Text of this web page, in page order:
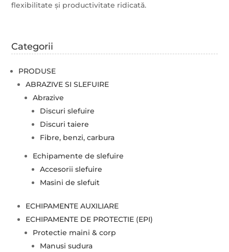
flexibilitate și productivitate ridicată.
Categorii
PRODUSE
ABRAZIVE SI SLEFUIRE
Abrazive
Discuri slefuire
Discuri taiere
Fibre, benzi, carbura
Echipamente de slefuire
Accesorii slefuire
Masini de slefuit
ECHIPAMENTE AUXILIARE
ECHIPAMENTE DE PROTECTIE (EPI)
Protectie maini & corp
Manusi sudura